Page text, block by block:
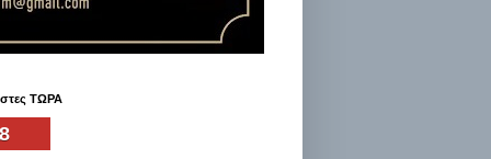
ΤΩΡΑ